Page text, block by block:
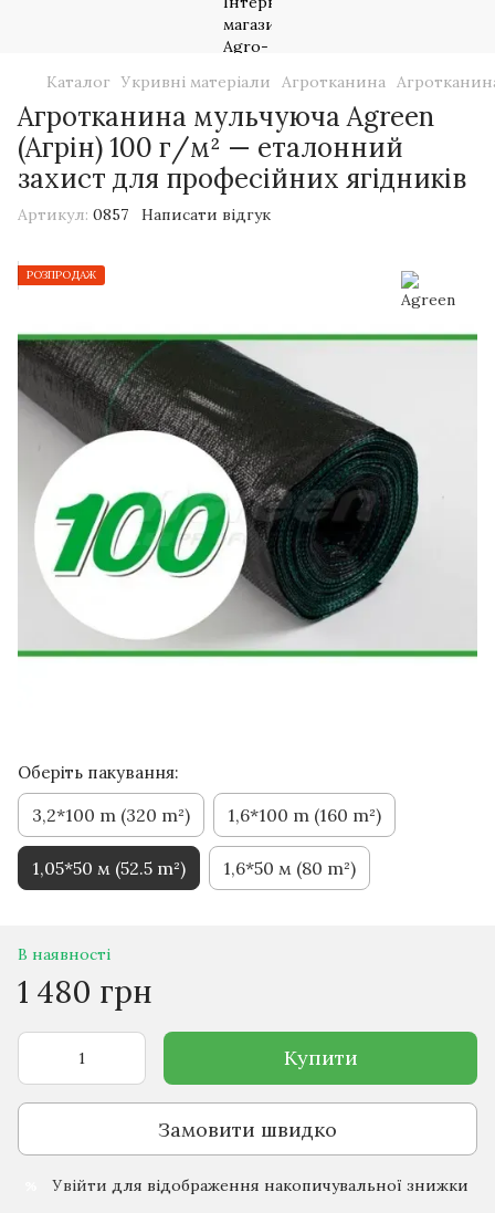
Каталог Укривні матеріали Агротканина
Агротканина мульчуюча Agreen
(Агрін) 100 г/м² — еталонний
захист для професійних ягідників
Артикул: 0857 Написати відгук
РОЗПРОДАЖ
Оберіть пакування:
3,2*100 m (320 m²) 1,6*100 m (160 m²)
1,05*50 м (52.5 m²) 1,6*50 м (80 m²)
В наявності
1 480 грн
Купити
Замовити швидко
Увійти для відображення накопичувальної знижки